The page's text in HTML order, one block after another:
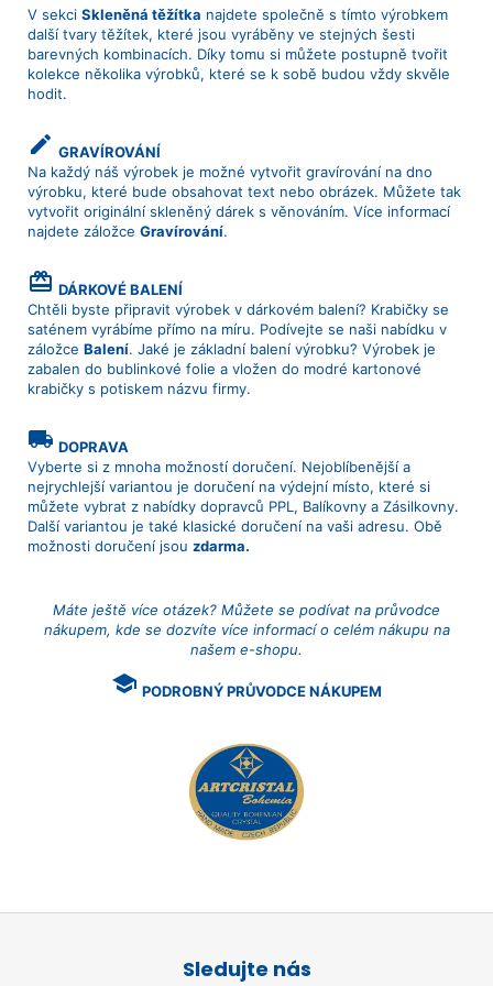
V sekci Skleněná těžítka najdete společně s tímto výrobkem
další tvary těžítek, které jsou vyráběny ve stejných šesti
barevných kombinacích. Díky tomu si můžete postupně tvořit
kolekce několika výrobků, které se k sobě budou vždy skvěle
hodit.
create GRAVÍROVÁNÍ
Na každý náš výrobek je možné vytvořit gravírování na dno
výrobku, které bude obsahovat text nebo obrázek. Můžete tak
vytvořit originální skleněný dárek s věnováním. Více informací
najdete záložce Gravírování.
card_giftcard DÁRKOVÉ BALENÍ
Chtěli byste připravit výrobek v dárkovém balení? Krabičky se
saténem vyrábíme přímo na míru. Podívejte se naši nabídku v
záložce Balení. Jaké je základní balení výrobku? Výrobek je
zabalen do bublinkové folie a vložen do modré kartonové
krabičky s potiskem názvu firmy.
local_shipping DOPRAVA
Vyberte si z mnoha možností doručení. Nejoblíbenější a
nejrychlejší variantou je doručení na výdejní místo, které si
můžete vybrat z nabídky dopravců PPL, Balíkovny a Zásilkovny.
Další variantou je také klasické doručení na vaši adresu. Obě
možnosti doručení jsou zdarma.
Máte ještě více otázek? Můžete se podívat na průvodce
nákupem, kde se dozvíte více informací o celém nákupu na
našem e-shopu.
school PODROBNÝ PRŮVODCE NÁKUPEM
Sledujte nás